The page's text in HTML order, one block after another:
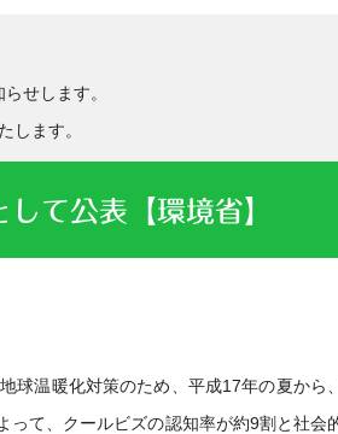
せします。
します。
て公表【環境省】
球温暖化対策のため、平成17年の夏から
て、クールビズの認知率が約9割と社会